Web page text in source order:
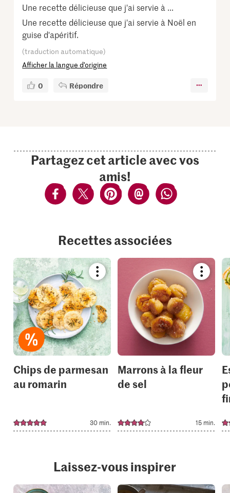
Une recette délicieuse que j'ai servie à ...
Une recette délicieuse que j'ai servie à Noël en
guise d'apéritif.
(traduction automatique)
Afficher la langue d’origine
0 Répondre
Partagez cet article avec vos
amis!
Recettes associées
Bookmark
recipe
add
it
to
your
collections.
Chips de parmesan
au romarin
30 min.
recipe
add
it
to
your
Marrons à la fleur
de sel
15 min.
Laissez-vous inspirer